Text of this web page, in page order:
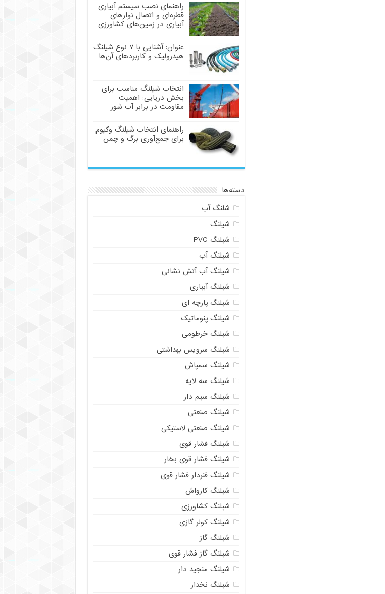
راهنمای نصب سیستم آبیاری
قطره‌ای و اتصال نوارهای
آبیاری در زمین‌های کشاورزی
عنوان: آشنایی با ۷ نوع شیلنگ
هیدرولیک و کاربردهای آن‌ها
انتخاب شیلنگ مناسب برای
بخش دریایی: اهمیت
مقاومت در برابر آب شور
راهنمای انتخاب شیلنگ وکیوم
برای جمع‌آوری برگ و چمن
دسته‌ها
شلنگ آب
شیلنگ
شیلنگ PVC
شیلنگ آب
شیلنگ آب آتش نشانی
شیلنگ آبیاری
شیلنگ پارچه ای
شیلنگ پنوماتیک
شیلنگ خرطومی
شیلنگ سرویس بهداشتی
شیلنگ سمپاش
شیلنگ سه لایه
شیلنگ سیم دار
شیلنگ صنعتی
شیلنگ صنعتی لاستیکی
شیلنگ فشار قوی
شیلنگ فشار قوی بخار
شیلنگ فنردار فشار قوی
شیلنگ کارواش
شیلنگ کشاورزی
شیلنگ کولر گازی
شیلنگ گاز
شیلنگ گاز فشار قوی
شیلنگ منجید دار
شیلنگ نخدار